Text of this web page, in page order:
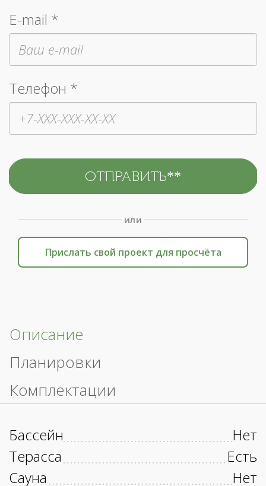
E-mail *
Телефон *
или
Прислать свой проект для просчёта
Описание
Планировки
Комплектации
Бассейн
Нет
Терасса
Есть
Сауна
Нет